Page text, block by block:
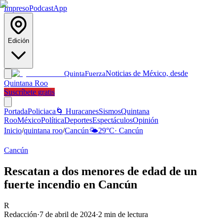
ImpresoPodcastApp
Edición
QuintaFuerzaNoticias de México, desde
Quintana Roo
Suscríbete gratis
PortadaPoliciaca 🌀 HuracanesSismosQuintana
RooMéxicoPolíticaDeportesEspectáculosOpinión
Inicio/quintana roo/Cancún🌤️29°C· Cancún
Cancún
Rescatan a dos menores de edad de un
fuerte incendio en Cancún
R
Redacción·7 de abril de 2024·2 min de lectura